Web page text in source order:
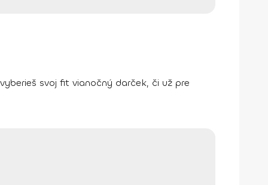
svoj fit vianočný darček, či už pre